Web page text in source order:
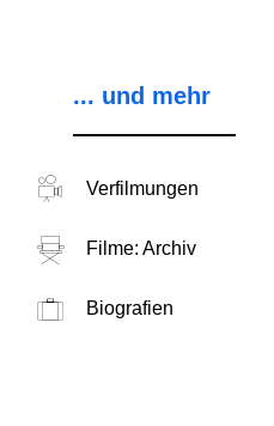
... und mehr
Verfilmungen
Filme: Archiv
Biografien